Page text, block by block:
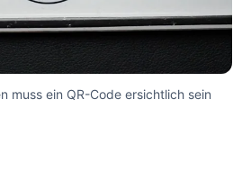
muss ein QR-Code ersichtlich sein